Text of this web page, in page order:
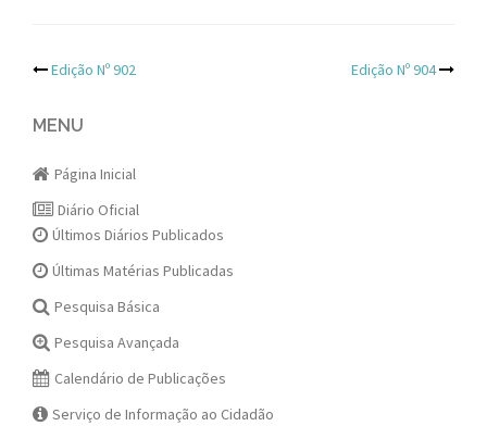
Post
navigation
Edição Nº 902 Edição Nº 904
MENU
Página Inicial
Diário Oficial
Últimos Diários Publicados
Últimas Matérias Publicadas
Pesquisa Básica
Pesquisa Avançada
Calendário de Publicações
Serviço de Informação ao Cidadão